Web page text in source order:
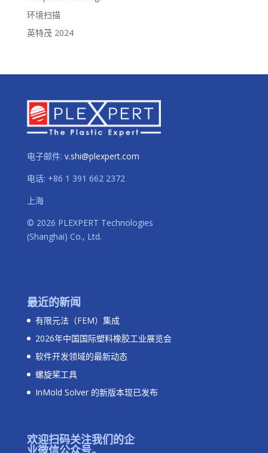
环境扫描
英特茂 2024
电子邮件: v.shi@plexpert.com
电话: +86 1 391 662 2372
上海
© 2026 PLEXPERT Technologies
(Shanghai) Co., Ltd.
最近的新闻
有限元法（FEM）集成
2026年中国国际塑料橡胶工业展览会
软件开发领域的最新动态
螺旋桨工具
InMold Solver 的新版本现已发布
欢迎扫码关注我们的企
业微信公众号。